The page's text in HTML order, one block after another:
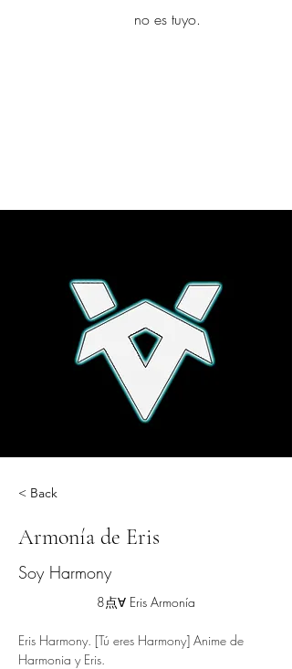
no es tuyo.
< Back
Armonía de Eris
Soy Harmony
8点∀ Eris Armonía
Eris Harmony. [Tú eres Harmony] Anime de
Harmonia y Eris.